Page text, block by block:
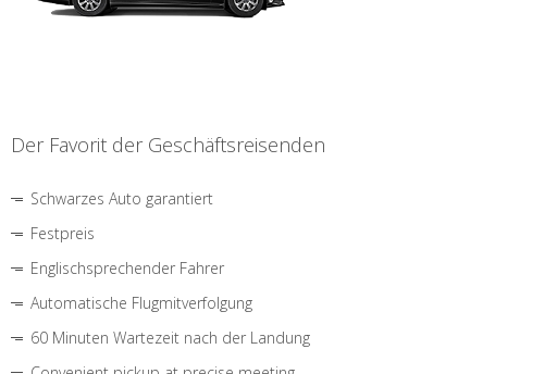
Der Favorit der Geschäftsreisenden
Schwarzes Auto garantiert
Festpreis
Englischsprechender Fahrer
Automatische Flugmitverfolgung
60 Minuten Wartezeit nach der Landung